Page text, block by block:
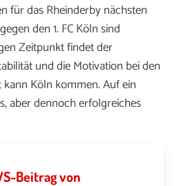
für das Rheinderby nächsten
den 1. FC Köln sind
Zeitpunkt findet der
und die Motivation bei den
kann Köln kommen. Auf ein
aber dennoch erfolgreiches
-Beitrag von